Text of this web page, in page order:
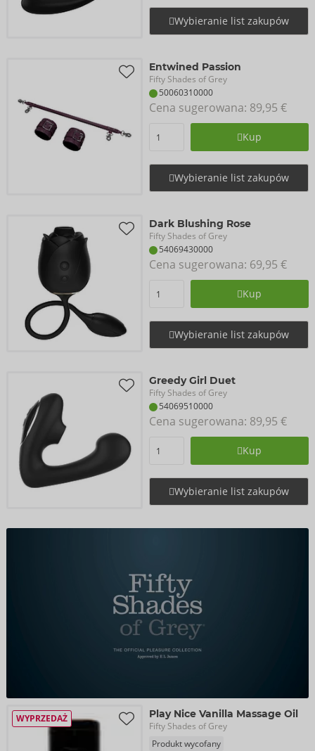
Wybieranie list zakupów
Entwined Passion
Fifty Shades of Grey
50060310000
Cena sugerowana: 89,95 €
Kup
Wybieranie list zakupów
Dark Blushing Rose
Fifty Shades of Grey
54069430000
Cena sugerowana: 69,95 €
Kup
Wybieranie list zakupów
Greedy Girl Duet
Fifty Shades of Grey
54069510000
Cena sugerowana: 89,95 €
Kup
Wybieranie list zakupów
WYPRZEDAŻ Play Nice Vanilla Massage Oil
Fifty Shades of Grey
Produkt wycofany